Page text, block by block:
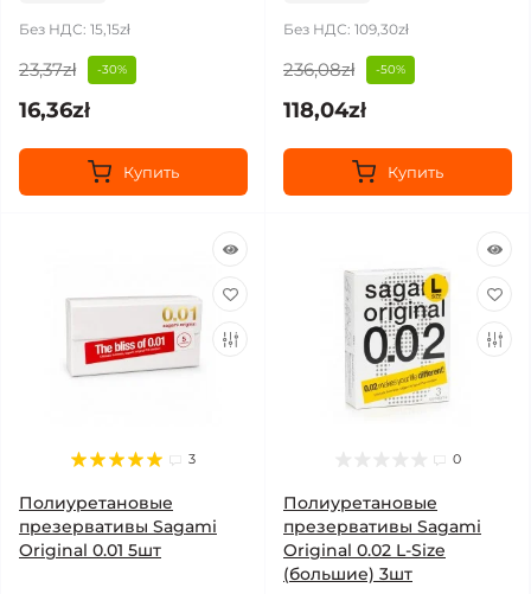
Без НДС: 15,15zł
23,37zł -30%
16,36zł
Купить
Без НДС: 109,30zł
236,08zł -50%
118,04zł
Купить
3
Полиуретановые
презервативы Sagami
Original 0.01 5шт
0
Полиуретановые
презервативы Sagami
Original 0.02 L-Size
(большие) 3шт